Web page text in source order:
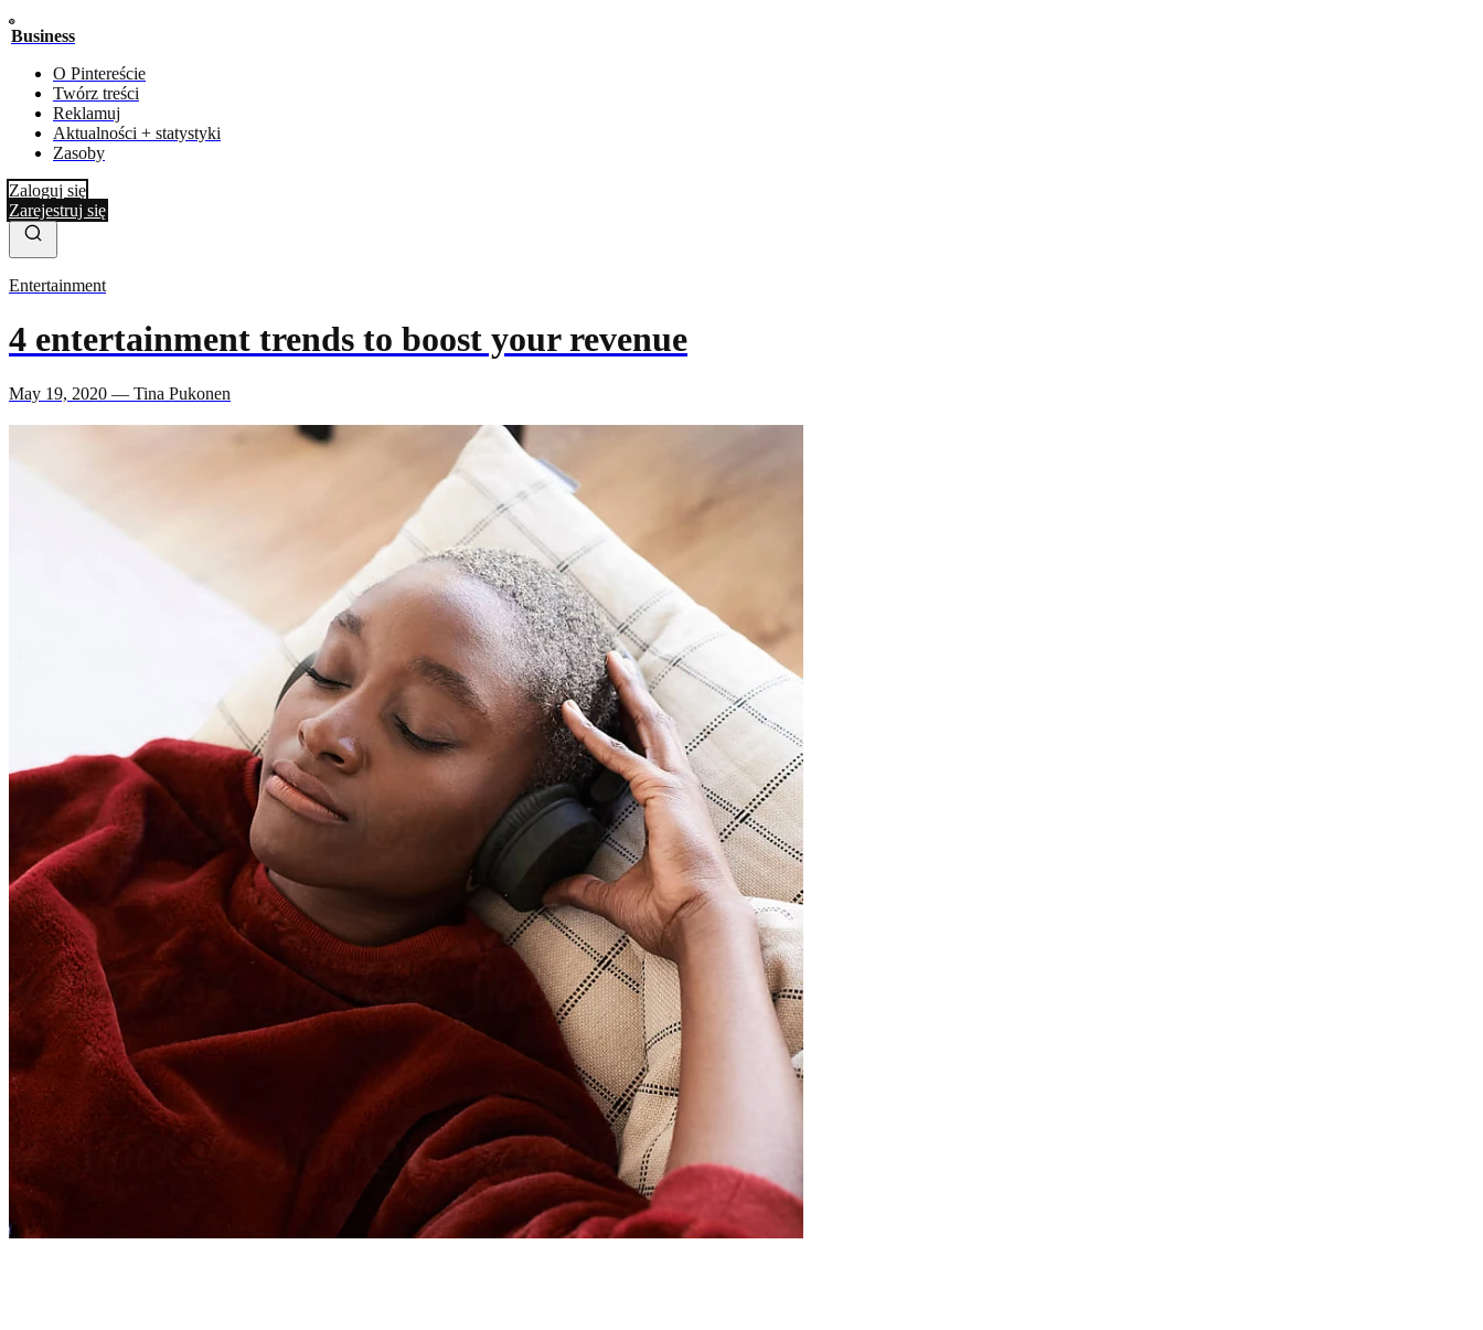
Business
O Pintereście
Twórz treści
Reklamuj
Aktualności + statystyki
Zasoby
Zaloguj się
Zarejestruj się
Entertainment
4 entertainment trends to boost your revenue
May 19, 2020 — Tina Pukonen